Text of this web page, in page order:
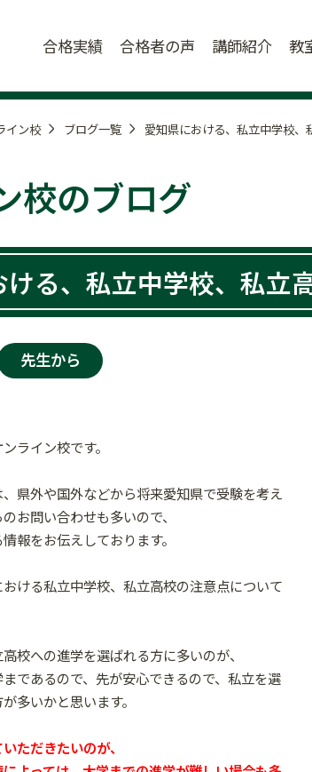
合格実績 合格者の声 講師紹介 教
イン校 ブログ一覧 愛知県における、私立中学校、
校のブログ
ける、私立中学校、私立
先生から
ライン校です。
県外や国外などから将来愛知県で受験を考え
お問い合わせも多いので、
報をお伝えしております。
ける私立中学校、私立高校の注意点について
校への進学を選ばれる方に多いのが、
であるので、先が安心できるので、私立を選
多いかと思います。
ただきたいのが、